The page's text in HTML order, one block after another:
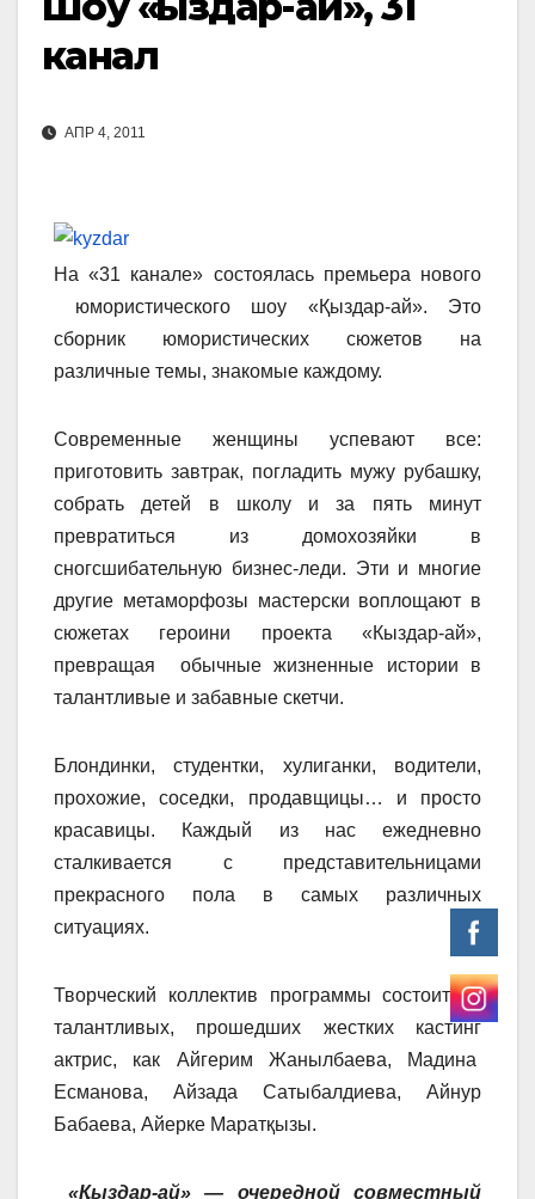
канал
АПР 4, 2011
На «31 канале» состоялась премьера нового
юмористического шоу «Қыздар-ай». Это
сборник юмористических сюжетов на
различные темы, знакомые каждому.
Современные женщины успевают все:
приготовить завтрак, погладить мужу рубашку,
собрать детей в школу и за пять минут
превратиться из домохозяйки в
сногсшибательную бизнес-леди. Эти и многие
другие метаморфозы мастерски воплощают в
сюжетах героини проекта «Кыздар-ай»,
превращая обычные жизненные истории в
талантливые и забавные скетчи.
Блондинки, студентки, хулиганки, водители,
прохожие, соседки, продавщицы… и просто
красавицы. Каждый из нас ежедневно
сталкивается с представительницами
прекрасного пола в самых различных
ситуациях.
Творческий коллектив программы состоит из
талантливых, прошедших жестких кастинг
актрис, как Айгерим Жанылбаева, Мадина
Есманова, Айзада Сатыбалдиева, Айнур
Бабаева, Айерке Маратқызы.
«Қыздар-ай» — очередной совместный